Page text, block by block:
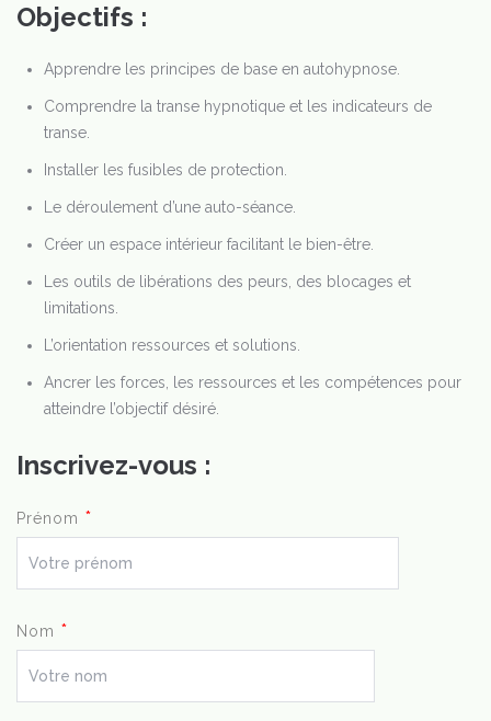
Objectifs :
Apprendre les principes de base en autohypnose.
Comprendre la transe hypnotique et les indicateurs de
transe.
Installer les fusibles de protection.
Le déroulement d’une auto-séance.
Créer un espace intérieur facilitant le bien-être.
Les outils de libérations des peurs, des blocages et
limitations.
L’orientation ressources et solutions.
Ancrer les forces, les ressources et les compétences pour
atteindre l’objectif désiré.
Inscrivez-vous :
Prénom *
Nom *